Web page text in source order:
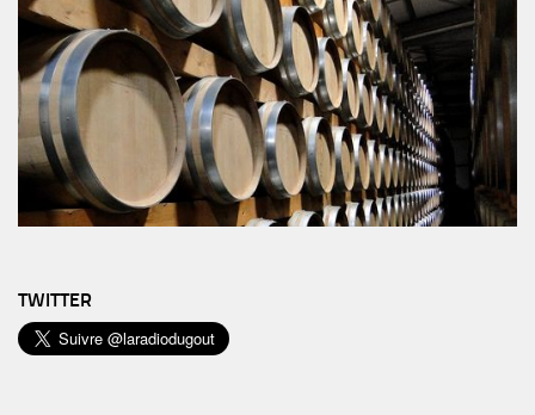
TWITTER